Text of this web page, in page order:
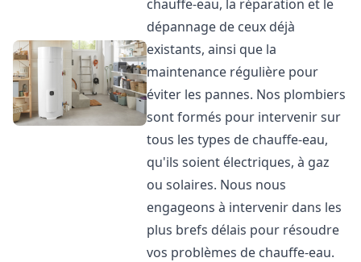
chauffe-eau, la réparation et le
dépannage de ceux déjà
existants, ainsi que la
maintenance régulière pour
éviter les pannes. Nos plombiers
sont formés pour intervenir sur
tous les types de chauffe-eau,
qu'ils soient électriques, à gaz
ou solaires. Nous nous
engageons à intervenir dans les
plus brefs délais pour résoudre
vos problèmes de chauffe-eau.